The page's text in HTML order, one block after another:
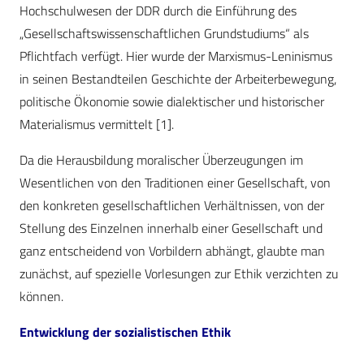
Hochschulwesen der DDR durch die Einführung des
„Gesellschaftswissenschaftlichen Grundstudiums“ als
Pflichtfach verfügt. Hier wurde der Marxismus-Leninismus
in seinen Bestandteilen Geschichte der Arbeiterbewegung,
politische Ökonomie sowie dialektischer und historischer
Materialismus vermittelt [1].
Da die Herausbildung moralischer Überzeugungen im
Wesentlichen von den Traditionen einer Gesellschaft, von
den konkreten gesellschaftlichen Verhältnissen, von der
Stellung des Einzelnen innerhalb einer Gesellschaft und
ganz entscheidend von Vorbildern abhängt, glaubte man
zunächst, auf spezielle Vorlesungen zur Ethik verzichten zu
können.
Entwicklung der sozialistischen Ethik